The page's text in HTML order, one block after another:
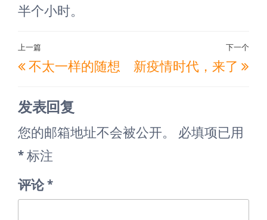
半个小时。
文
章
航
上
一
篇
章
上一篇
不太一样的随想
下
下一个
新疫情时代，来了
发表回复
您的邮箱地址不会被公开。
必填项已用
*标注
评论*